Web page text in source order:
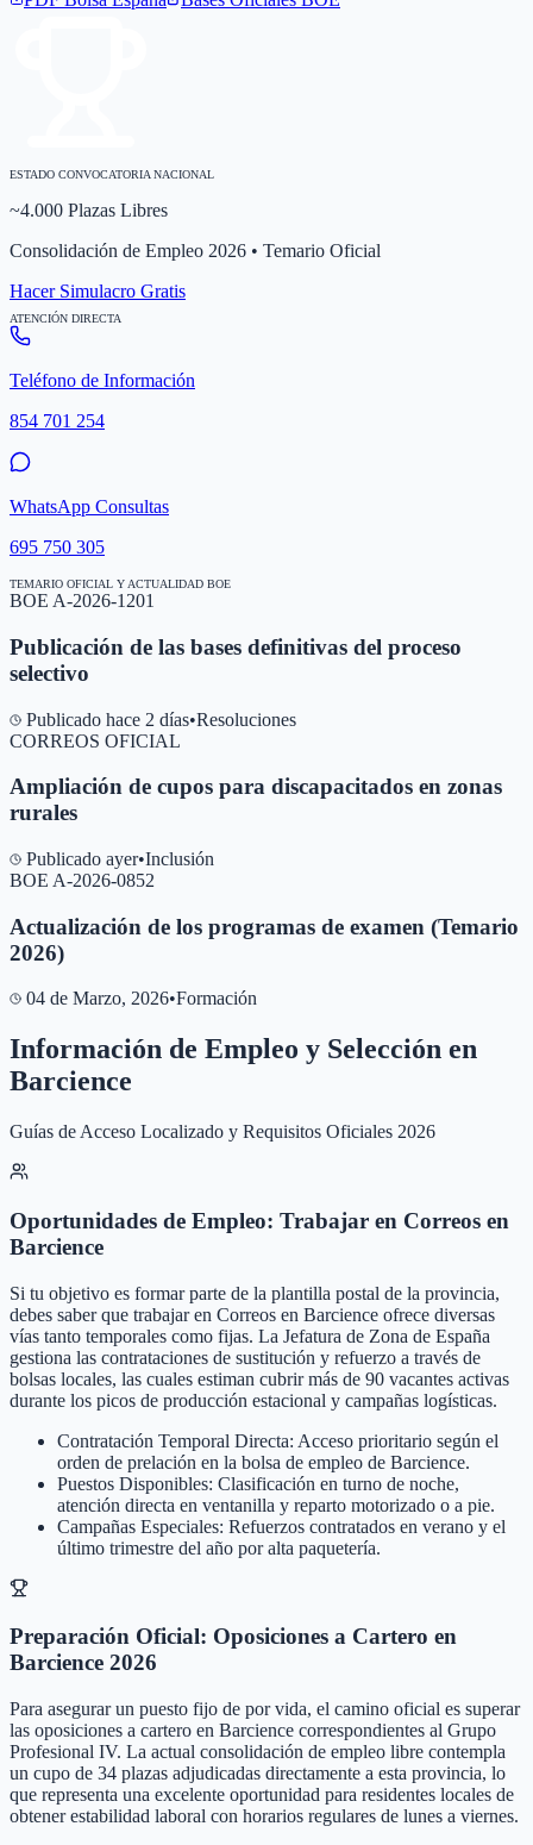
ESTADO CONVOCATORIA NACIONAL
~4.000 Plazas Libres
Consolidación de Empleo 2026 • Temario Oficial
Hacer Simulacro Gratis
ATENCIÓN DIRECTA
Teléfono de Información
854 701 254
WhatsApp Consultas
695 750 305
TEMARIO OFICIAL Y ACTUALIDAD BOE
BOE A-2026-1201
Publicación de las bases definitivas del proceso
selectivo
Publicado hace 2 días•Resoluciones
CORREOS OFICIAL
Ampliación de cupos para discapacitados en zonas
rurales
Publicado ayer•Inclusión
BOE A-2026-0852
Actualización de los programas de examen (Temario
2026)
04 de Marzo, 2026•Formación
Información de Empleo y Selección en
Barcience
Guías de Acceso Localizado y Requisitos Oficiales 2026
Oportunidades de Empleo: Trabajar en Correos en
Barcience
Si tu objetivo es formar parte de la plantilla postal de la provincia,
debes saber que trabajar en Correos en Barcience ofrece diversas
vías tanto temporales como fijas. La Jefatura de Zona de España
gestiona las contrataciones de sustitución y refuerzo a través de
bolsas locales, las cuales estiman cubrir más de 90 vacantes activas
durante los picos de producción estacional y campañas logísticas.
Contratación Temporal Directa: Acceso prioritario según el
orden de prelación en la bolsa de empleo de Barcience.
Puestos Disponibles: Clasificación en turno de noche,
atención directa en ventanilla y reparto motorizado o a pie.
Campañas Especiales: Refuerzos contratados en verano y el
último trimestre del año por alta paquetería.
Preparación Oficial: Oposiciones a Cartero en
Barcience 2026
Para asegurar un puesto fijo de por vida, el camino oficial es superar
las oposiciones a cartero en Barcience correspondientes al Grupo
Profesional IV. La actual consolidación de empleo libre contempla
un cupo de 34 plazas adjudicadas directamente a esta provincia, lo
que representa una excelente oportunidad para residentes locales de
obtener estabilidad laboral con horarios regulares de lunes a viernes.